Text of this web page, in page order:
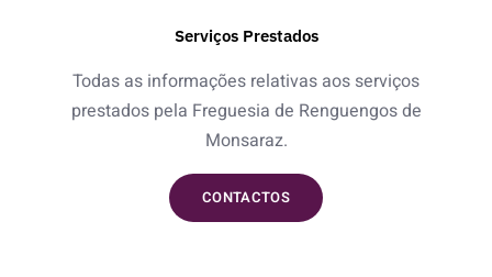
Serviços Prestados
Todas as informações relativas aos serviços
prestados pela Freguesia de Renguengos de
Monsaraz.
CONTACTOS